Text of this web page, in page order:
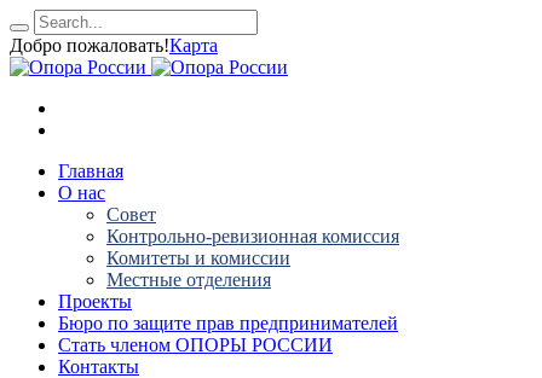
Добро пожаловать!Карта
Главная
О нас
Совет
Контрольно-ревизионная комиссия
Комитеты и комиссии
Местные отделения
Проекты
Бюро по защите прав предпринимателей
Стать членом ОПОРЫ РОССИИ
Контакты